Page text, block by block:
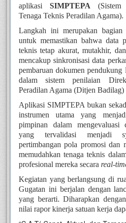
aplikasiSIMPTEPA
Tenaga Teknis Peradilan Agama).
Langkah ini merupakan
untuk memastikan bahwa data
teknis tetap akurat, mutakhir,
mencakup sinkronisasi data
pembaruan dokumen pendukung
dalam sistem penilaian
Peradilan Agama (Ditjen Badilag)
Aplikasi SIMPTEPA bukan
instrumen utama yang
pimpinan dalam mengevaluasi
yang tervalidasi menjadi
pertimbangan pola promosi dan
memudahkan tenaga teknis
profesional mereka secara real-
Kegiatan yang berlangsung di
Gugatan ini berjalan dengan
yang berarti. Diharapkan
nilai rapor kinerja satuan kerja